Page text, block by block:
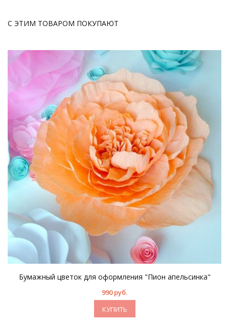
С ЭТИМ ТОВАРОМ ПОКУПАЮТ
Бумажный цветок для оформления "Пион апельсинка"
990 руб.
КУПИТЬ